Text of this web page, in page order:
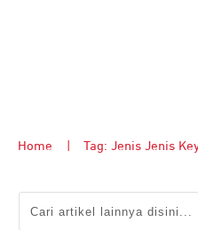
Home Tag: Jenis Jenis